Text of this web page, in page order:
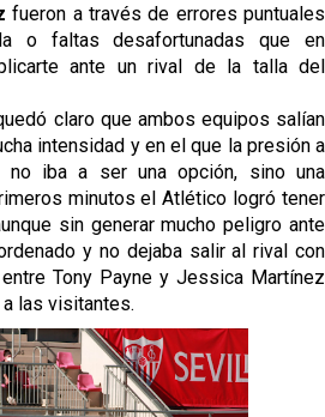
fueron a través de errores puntuales
o faltas desafortunadas que en
ante un rival de la talla del
claro que ambos equipos salían
intensidad y en el que la presión a
iba a ser una opción, sino una
minutos el Atlético logró tener
sin generar mucho peligro ante
y no dejaba salir al rival con
Tony Payne y Jessica Martínez
las visitantes.